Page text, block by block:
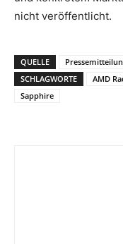
nicht veröffentlicht.
QUELLE
SCHLAGWORTE
AMD
Sapphire